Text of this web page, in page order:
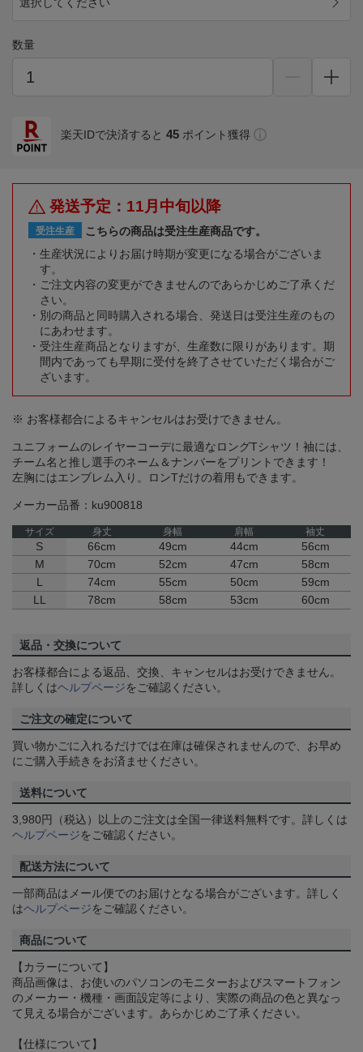
数量
楽天IDで決済すると 45 ポイント獲得
発送予定：11月中旬以降
受注生産
こちらの商品は受注生産商品です。
生産状況によりお届け時期が変更になる場合がございま
す。
ご注文内容の変更ができませんのであらかじめご了承くだ
さい。
別の商品と同時購入される場合、発送日は受注生産のもの
にあわせます。
受注生産商品となりますが、生産数に限りがあります。期
間内であっても早期に受付を終了させていただく場合がご
ざいます。
※ お客様都合によるキャンセルはお受けできません。
ユニフォームのレイヤーコーデに最適なロングTシャツ！袖には、
チーム名と推し選手のネーム＆ナンバーをプリントできます！
左胸にはエンブレム入り。ロンTだけの着用もできます。
メーカー品番：ku900818
サイズ 身丈 身幅 肩幅 袖丈
S 66cm 49cm 44cm
56cm
M
70cm 52cm 47cm
58cm
L
74cm 55cm 50cm
59cm
LL
78cm 58cm 53cm 60cm
返品・交換について
お客様都合による返品、交換、キャンセルはお受けできません。
詳しくはヘルプページをご確認ください。
ご注文の確定について
買い物かごに入れるだけでは在庫は確保されませんので、お早め
にご購入手続きをお済ませください。
送料について
3,980円（税込）以上のご注文は全国一律送料無料です。詳しくは
ヘルプページをご確認ください。
配送方法について
一部商品はメール便でのお届けとなる場合がございます。詳しく
はヘルプページをご確認ください。
商品について
【カラーについて】
商品画像は、お使いのパソコンのモニターおよびスマートフォン
のメーカー・機種・画面設定等により、実際の商品の色と異なっ
て見える場合がございます。あらかじめご了承ください。
【仕様について】